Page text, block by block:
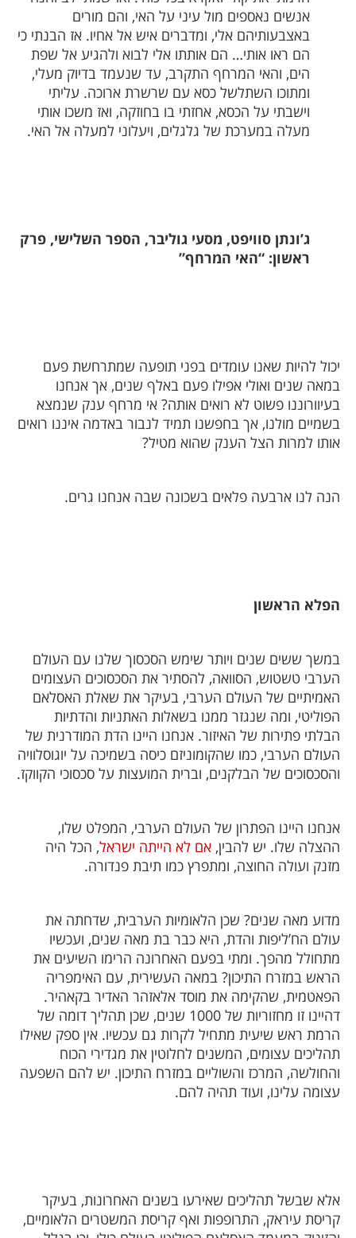
אנשים נאספים מול עיני על האי, והם מורים
באצבעותיהם אלי, ומדברים איש אל אחיו. אז הבנתי כי
הם ראו אותי… הם אותתו אלי לבוא ולהגיע אל שפת
הים, והאי המרחף התקרב, עד שנעמד בדיוק מעלי,
ומתוכו השתלשל כסא עם שרשרת ארוכה. עליתי
וישבתי על הכסא, אחזתי בו בחוזקה, ואז משכו אותי
מעלה במערכת של גלגלים, ויעלוני למעלה אל האי.
ג’ונתן סוויפט, מסעי גוליבר, הספר השלישי, פרק
ראשון: “האי המרחף”
יכול להיות שאנו עומדים בפני תופעה שמתרחשת פעם
במאה שנים ואולי אפילו פעם באלף שנים, אך אנחנו
בעיוורוננו פשוט לא רואים אותה? אי מרחף ענק שנמצא
בשמיים מולנו, אך בחפשנו תמיד לנבור באדמה איננו רואים
אותו למרות הצל הענק שהוא מטיל?
הנה לנו ארבעה פלאים בשכונה שבה אנחנו גרים.
הפלא הראשון
במשך ששים שנים ויותר שימש הסכסוך שלנו עם העולם
הערבי טשטוש, הסוואה, להסתיר את הסכסוכים העצומים
האמיתיים של העולם הערבי, בעיקר את שאלת האסלאם
הפוליטי, ומה שנגזר ממנו בשאלות האתניות והדתיות
הבלתי פתירות של האיזור. אנחנו היינו הדת המודרנית של
העולם הערבי, כמו שהקומוניזם כיסה בשמיכה על יוגוסלוויה
והסכסוכים של הבלקנים, וברית המועצות על סכסוכי הקווקז.
אנחנו היינו הפתרון של העולם הערבי, המפלט שלו,
ההצלה שלו. יש להבין, אם לא הייתה ישראל, הכל היה
מזנק ועולה החוצה, ומתפרץ כמו תיבת פנדורה.
מדוע מאה שנים? שכן הלאומיות הערבית, שדחתה את
עולם הח’ליפות והדת, היא כבר בת מאה שנים, ועכשיו
מתחולל מהפך. ומתי בפעם האחרונה הרימו השיעים את
הראש במזרח התיכון? במאה העשירית, עם האימפריה
הפאטמית, שהקימה את מוסד אלאזהר האדיר בקאהיר.
דהיינו זו מחזוריות של 1000 שנים, שכן תהליך דומה של
הרמת ראש שיעית מתחיל לקרות גם עכשיו. אין ספק שאילו
תהליכים עצומים, המשנים לחלוטין את מגדירי הכוח
והחולשה, המרכז והשוליים במזרח התיכון. יש להם השפעה
עצומה עלינו, ועוד תהיה להם.
אלא שבשל תהליכים שאירעו בשנים האחרונות, בעיקר
קריסת עיראק, התרופפות ואף קריסת המשטרים הלאומיים,